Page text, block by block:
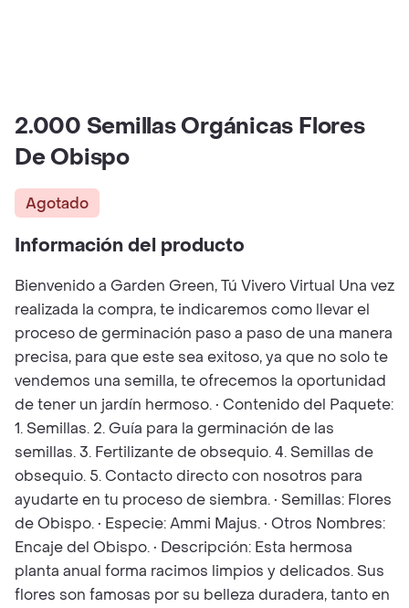
2.000 Semillas Orgánicas Flores
De Obispo
Agotado
Información del producto
Bienvenido a Garden Green, Tú Vivero Virtual Una vez
realizada la compra, te indicaremos como llevar el
proceso de germinación paso a paso de una manera
precisa, para que este sea exitoso, ya que no solo te
vendemos una semilla, te ofrecemos la oportunidad
de tener un jardín hermoso. • Contenido del Paquete:
1. Semillas. 2. Guía para la germinación de las
semillas. 3. Fertilizante de obsequio. 4. Semillas de
obsequio. 5. Contacto directo con nosotros para
ayudarte en tu proceso de siembra. • Semillas: Flores
de Obispo. • Especie: Ammi Majus. • Otros Nombres:
Encaje del Obispo. • Descripción: Esta hermosa
planta anual forma racimos limpios y delicados. Sus
flores son famosas por su belleza duradera, tanto en